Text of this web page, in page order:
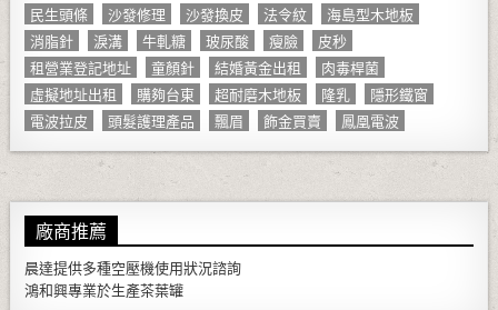
民生頭條
沙發修理 沙發換皮 法令紋
海島型木地板
消脂針
淚溝 牛軋糖 玻尿酸 瘦臉
皮秒
租營業登記地址
童顏針 結婚黃金出租
肉毒桿菌
虛擬地址出租
購夠台東 超耐磨木地板 隆乳
隱形鐵窗
電波拉皮
頭髮護理產品 飄眉 飾金買賣 鳳凰電波
廠商推薦
晨達提供多種空壓機使用狀況諮詢
鴻和興專業於生產茶葉罐